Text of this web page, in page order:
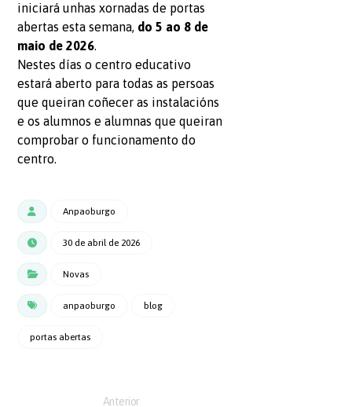
iniciará unhas xornadas de portas
abertas esta semana, do 5 ao 8 de
maio de 2026.
Nestes días o centro educativo
estará aberto para todas as persoas
que queiran coñecer as instalacións
e os alumnos e alumnas que queiran
comprobar o funcionamento do
centro.
Anpaoburgo
30 de abril de 2026
Novas
anpaoburgo blog
portas abertas
Anterior